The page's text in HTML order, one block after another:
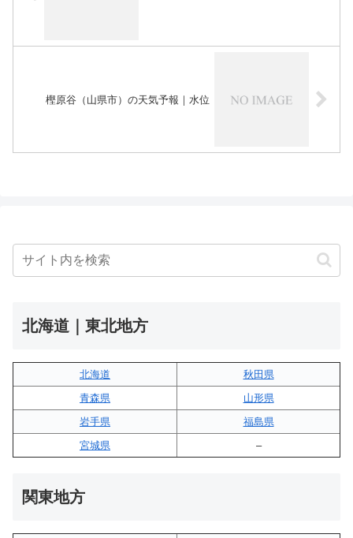
樫原谷（山県市）の天気予報｜水位
北海道｜東北地方
北海道
秋田県
青森県
山形県
岩手県
福島県
宮城県
–
関東地方